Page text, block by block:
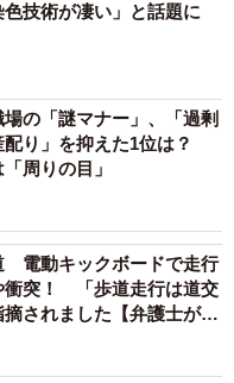
技術が凄い」と話題に
の「謎マナー」、「過剰
配り」を抑えた1位は？
周りの目」
電動キックボードで走行
衝突！ 「歩道走行は道交
されました【弁護士が解